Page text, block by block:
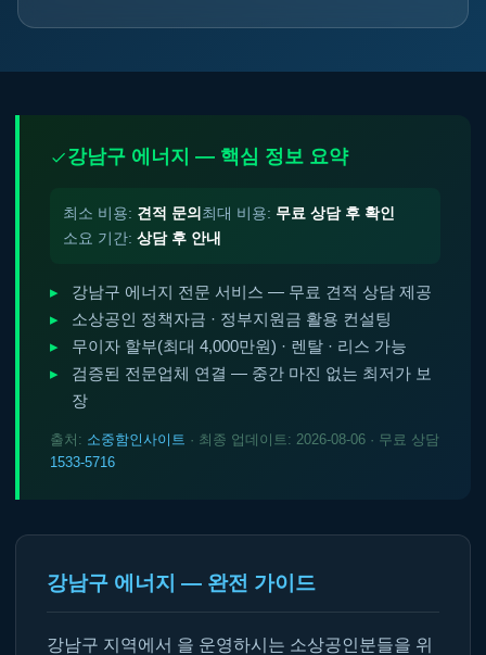
강남구 에너지 — 핵심 정보 요약
최소 비용: 견적 문의 최대 비용: 무료 상담 후 확인
소요 기간: 상담 후 안내
강남구 에너지 전문 서비스 — 무료 견적 상담 제공
소상공인 정책자금 · 정부지원금 활용 컨설팅
무이자 할부(최대 4,000만원) · 렌탈 · 리스 가능
검증된 전문업체 연결 — 중간 마진 없는 최저가 보
장
출처: 소중함인사이트 · 최종 업데이트: 2026-08-06 · 무료 상담
1533-5716
강남구 에너지 — 완전 가이드
강남구 지역에서 을 운영하시는 소상공인분들을 위